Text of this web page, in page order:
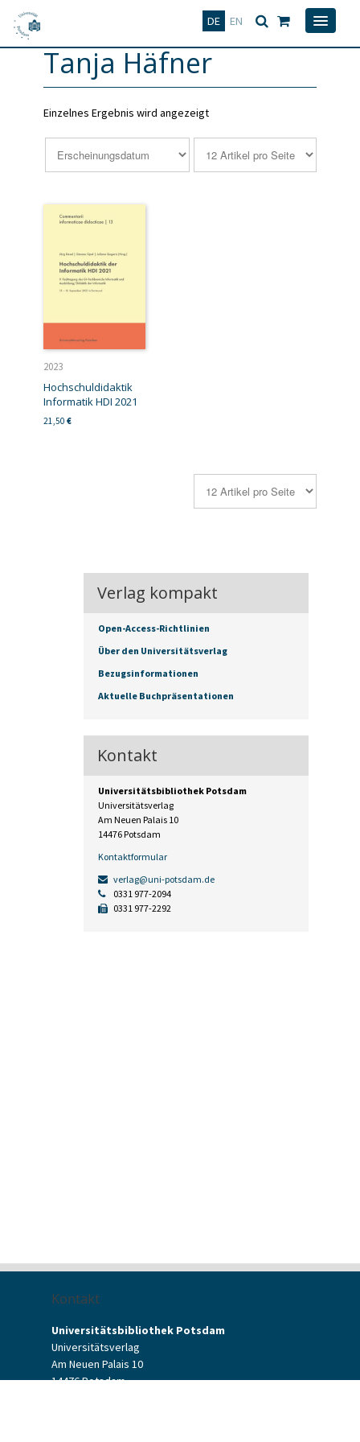
DE EN
Deutsch
Tanja Häfner
Einzelnes Ergebnis wird angezeigt
2023
Hochschuldidaktik
Informatik HDI 2021
21,50 €
Verlag kompakt
Open-Access-Richtlinien
Über den Universitätsverlag
Bezugsinformationen
Aktuelle Buchpräsentationen
Kontakt
Universitätsbibliothek Potsdam
Universitätsverlag
Am Neuen Palais 10
14476 Potsdam
Kontaktformular
verlag@uni-potsdam.de
0331 977-2094
0331 977-2292
Kontakt
Universitätsbibliothek Potsdam
Universitätsverlag
Am Neuen Palais 10
14476 Potsdam